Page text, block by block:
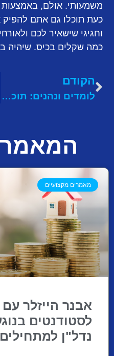
משמעותי. אולם, באמצעות
כעת תוכלו גם אתם להפיק
וחגיגי שישאיר לכם
כמה שקלים בכיס. שיהיה
הקודם
לומדים ונהנים: תוכניות הרדיו של גלי ישראל יכולות להתאים לכם
מאמרים מקצועיים
אבנר הייזלר
לסטודנטים
נדל"ן למתחילים